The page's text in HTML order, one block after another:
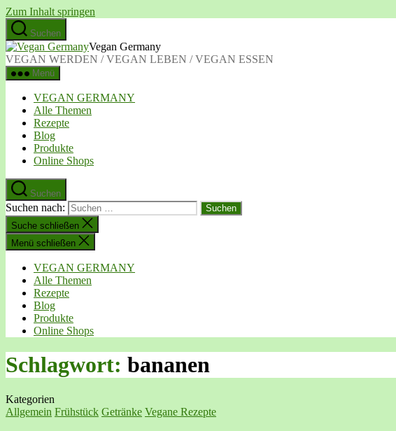
Zum Inhalt springen
Suchen
Vegan Germany
VEGAN WERDEN / VEGAN LEBEN / VEGAN ESSEN
Menü
VEGAN GERMANY
Alle Themen
Rezepte
Blog
Produkte
Online Shops
Suchen
Suchen nach:
Suche schließen
Menü schließen
VEGAN GERMANY
Alle Themen
Rezepte
Blog
Produkte
Online Shops
Schlagwort: bananen
Kategorien
Allgemein Frühstück Getränke Vegane Rezepte